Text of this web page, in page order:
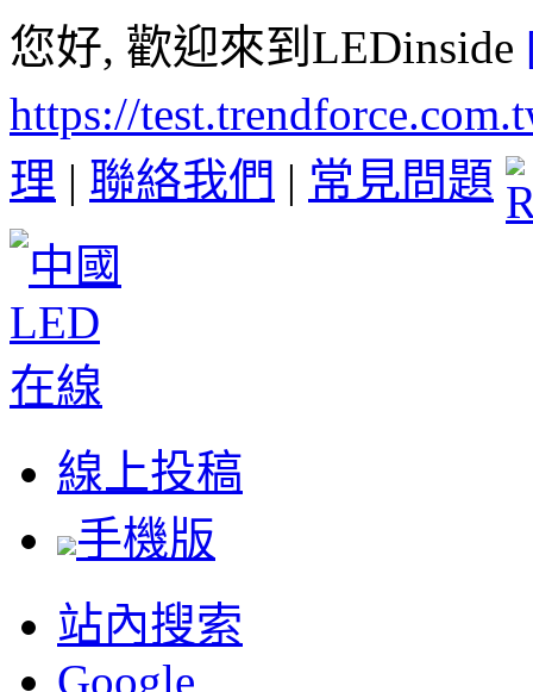
您好, 歡迎來到LEDinside
https://
理 | 聯絡我們 | 常見問題
線上投稿
手機版
站內搜索
Google